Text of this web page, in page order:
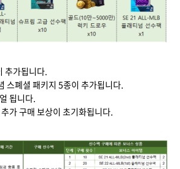
추가됩니다.
스폐셜 패키지 5종이 추가됩니다.
됩니다.
가 구매 보상이 초기화됩니다.